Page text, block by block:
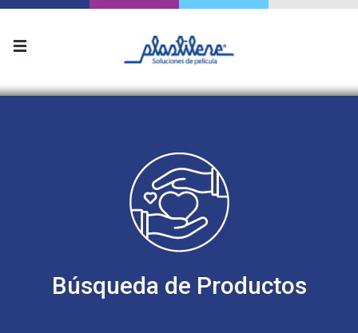
Búsqueda de Productos